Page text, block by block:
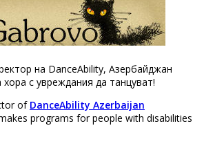
на DanceAbility, Азербайджан
с увреждания да танцуват!
of DanceAbility Azerbaijan
programs for people with disabilities